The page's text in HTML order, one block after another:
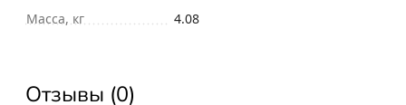
Масса, кг
4.08
Отзывы (0)